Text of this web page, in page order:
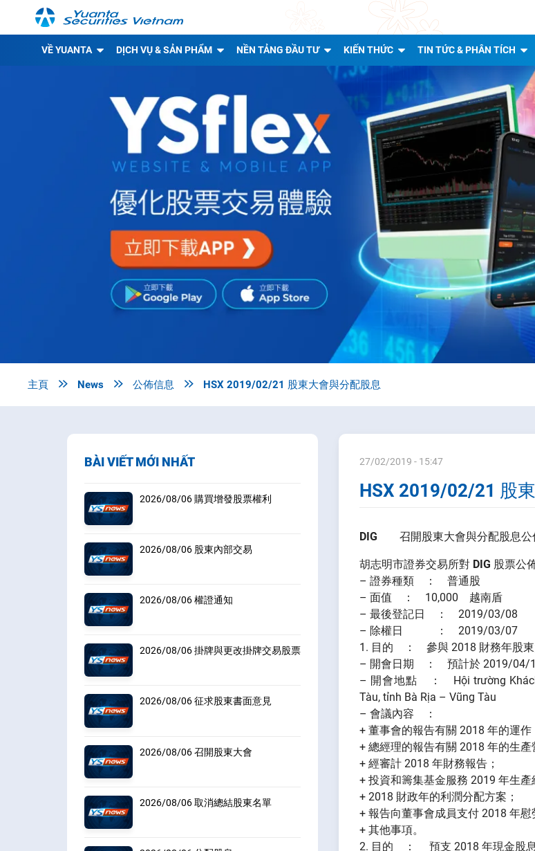
VỀ YUANTA DỊCH VỤ & SẢN PHẨM NỀN TẢNG ĐẦU TƯ KIẾN THỨC TIN TỨC & PHÂN TÍCH
主頁  News  公佈信息  HSX 2019/02/21 股東大會與分配股息
BÀI VIẾT MỚI NHẤT
2026/08/06 購買增發股票權利
2026/08/06 股東內部交易
2026/08/06 權證通知
2026/08/06 掛牌與更改掛牌交易股票
2026/08/06 征求股東書面意見
2026/08/06 召開股東大會
2026/08/06 取消總結股東名單
27/02/2019 - 15:47
HSX 2019/02/21 股
DIG 召開股東大會與分配股息公
胡志明市證券交易所對 DIG 股票公
– 證券種類 ： 普通股
– 面值 ： 10,000 越南盾
– 最後登記日 ： 2019/03/08
– 除權日 ： 2019/03/07
1. 目的 ： 參與 2018 財務年股東
– 開會日期 ： 預計於 2019/04/
– 開會地點 ： Hội trường Khách
Tàu, tỉnh Bà Rịa – Vũng Tàu
– 會議內容 ：
+ 董事會的報告有關 2018 年的運
+ 總經理的報告有關 2018 年的生
+ 經審計 2018 年財務報告；
+ 投資和籌集基金服務 2019 年生產
+ 2018 財政年的利潤分配方案；
+ 報告向董事會成員支付 2018 年
+ 其他事項。
2. 目的 ： 預支 2018 年現金股